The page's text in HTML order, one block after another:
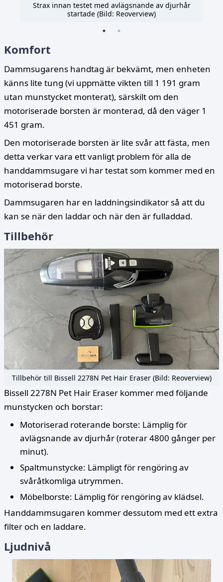
Strax innan testet med avlägsnande av djurhår
startade (Bild: Reoverview)
Komfort
Dammsugarens handtag är bekvämt, men enheten
känns lite tung (vi uppmätte vikten till 1 191 gram
utan munstycket monterat), särskilt om den
motoriserade borsten är monterad, då den väger 1
451 gram.
Den motoriserade borsten är lite svår att fästa, men
detta verkar vara ett vanligt problem för alla de
handdammsugare vi har testat som kommer med en
motoriserad borste.
Dammsugaren har en laddningsindikator så att du
kan se när den laddar och när den är fulladdad.
Tillbehör
Tillbehör till Bissell 2278N Pet Hair Eraser (Bild: Reoverview)
Bissell 2278N Pet Hair Eraser kommer med följande
munstycken och borstar:
Motoriserad roterande borste: Lämplig för
avlägsnande av djurhår (roterar 4800 gånger per
minut).
Spaltmunstycke: Lämpligt för rengöring av
svåråtkomliga utrymmen.
Möbelborste: Lämplig för rengöring av klädsel.
Handdammsugaren kommer dessutom med ett extra
filter och en laddare.
Ljudnivå